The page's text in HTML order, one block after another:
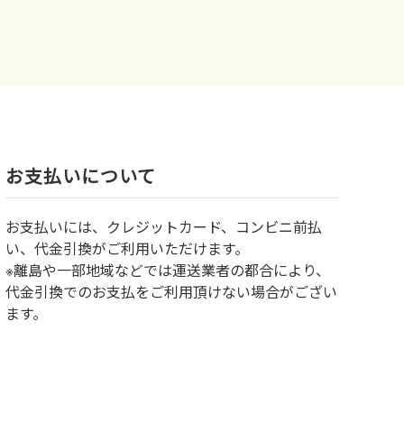
お⽀払いについて
お⽀払いには、クレジットカード、コンビニ前払
い、代金引換がご利用いただけます。
※離島や一部地域などでは運送業者の都合により、
代金引換でのお支払をご利用頂けない場合がござい
ます。